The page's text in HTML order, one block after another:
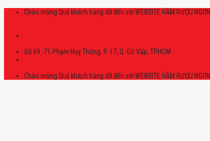
Skip
Chào mừng Quý khách hàng đã đến với WEBSITE HẦM RƯỢU NGON
Số 69 -71 Phạm Huy Thông, P. 17, Q. Gò Vấp, TPHCM
Chào mừng Quý khách hàng đã đến với WEBSITE HẦM RƯỢU NGON